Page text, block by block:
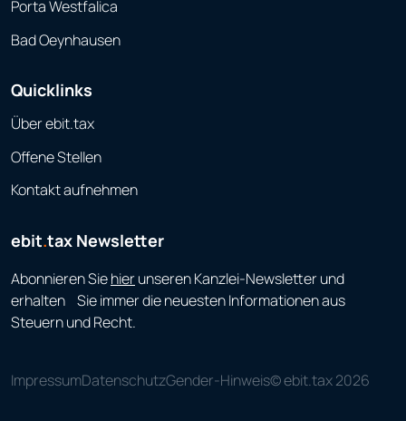
Porta Westfalica
Bad Oeynhausen
Quicklinks
Über ebit.tax
Offene Stellen
Kontakt aufnehmen
ebit.tax Newsletter
Abonnieren Siehierunseren Kanzlei-Newsletter und
erhalten Sie immer die neuesten Informationen aus
Steuern und Recht.
ImpressumDatenschutzGender-Hinweis© ebit.tax 2026